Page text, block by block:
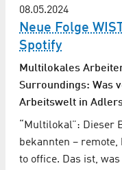
08.05.2024
Neue Folge
Spotify
Multilokales
Surroundings: Was
Arbeitswelt in
“Multilokal”: Dieser
bekannten –
to office. Das ist,